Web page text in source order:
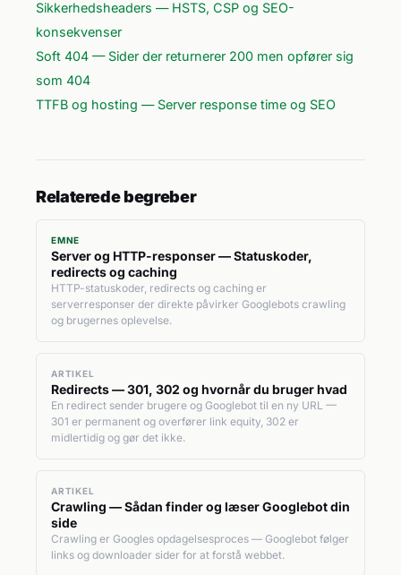
Sikkerhedsheaders — HSTS, CSP og SEO-
konsekvenser
Soft 404 — Sider der returnerer 200 men opfører sig
som 404
TTFB og hosting — Server response time og SEO
Relaterede begreber
EMNE
Server og HTTP-responser — Statuskoder,
redirects og caching
HTTP-statuskoder, redirects og caching er
serverresponser der direkte påvirker Googlebots crawling
og brugernes oplevelse.
ARTIKEL
Redirects — 301, 302 og hvornår du bruger hvad
En redirect sender brugere og Googlebot til en ny URL —
301 er permanent og overfører link equity, 302 er
midlertidig og gør det ikke.
ARTIKEL
Crawling — Sådan finder og læser Googlebot din
side
Crawling er Googles opdagelsesproces — Googlebot følger
links og downloader sider for at forstå webbet.